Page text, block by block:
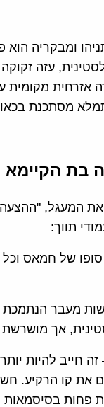
ומבקריה הוא
עזה
אזרחית מקומית
מסתכנת
בת הקיימא
המעגל,
תווך:
סופו של חמאס
מעבר הנתמכת על
אך מושרשת
חייב להיות
את קו הרקיע.
פחות בסיסמאות